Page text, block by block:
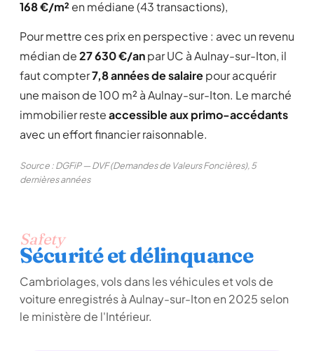
168 €/m² en médiane (43 transactions),
Pour mettre ces prix en perspective : avec un revenu
médian de27 630 €/anpar UC à Aulnay-sur-Iton, il
faut compter7,8 années de salairepour acquérir
une maison de 100 m² à Aulnay-sur-Iton. Le marché
immobilier resteaccessible aux primo-accédants
avec un effort financier raisonnable.
Source : DGFiP — DVF (Demandes de Valeurs Foncières), 5
dernières années
Safety
Sécurité et délinquance
Cambriolages, vols dans les véhicules et vols de
voiture enregistrés à Aulnay-sur-Iton en 2025 selon
le ministère de l'Intérieur.